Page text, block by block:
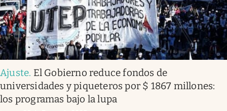
Ajuste. El Gobierno reduce fondos de
universidades y piqueteros por $ 1867 millones:
los programas bajo la lupa